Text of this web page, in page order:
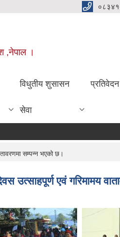
,नेपाल ।
विधुतीय शुसासन
सेवा
प्रतिवेदन
सम्पन्न भएको छ।
उत्साहपूर्ण एवं गरिमामय